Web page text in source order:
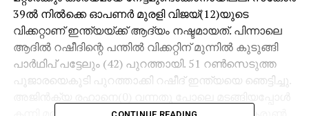
39ല്‍ നില്‍ക്കെ ഓപണര്‍ മുരളി വിജയ്(12)യുടെ
വിക്കറ്റാണ് ഇന്ത്യയ്ക്ക് ആദ്യം നഷ്ടമായത്. പിന്നാലെ
ആദില്‍ റഷീദിന്റെ പന്തില്‍ വിക്കറ്റിന് മുന്നില്‍ കുടുങ്ങി
പാര്‍ഥിപ് പട്ടേലും (42) പുറത്തായി. 51 റണ്‍സെടുത്ത
പൂജാരയെകൂടി പുറത്താക്കി റഷീദ് ഇന്ത്യയെ ഞെട്ടിച്ചു.